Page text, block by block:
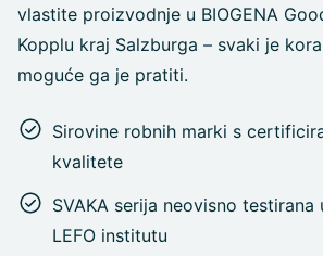
vlastite proizvodnje u BIOGENA
Kopplu kraj Salzburga – svaki je
moguće ga je pratiti.
Sirovine robnih marki s
kvalitete
SVAKA serija neovisno testirana
LEFO institutu